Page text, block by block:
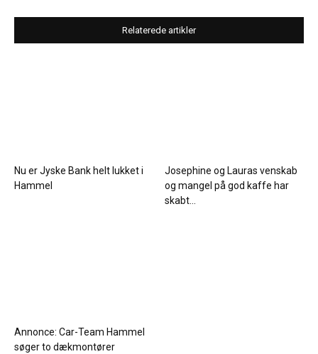
Relaterede artikler
Nu er Jyske Bank helt lukket i
Hammel
Josephine og Lauras venskab
og mangel på god kaffe har
skabt...
Annonce: Car-Team Hammel
søger to dækmontører